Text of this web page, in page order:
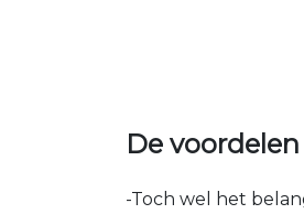
De
-Toch wel het